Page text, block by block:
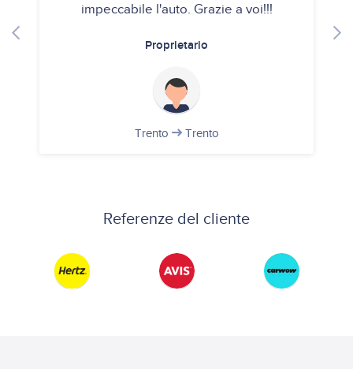
impeccabile l'auto. Grazie a voi!!!
Proprietario
Trento Trento
Referenze del cliente